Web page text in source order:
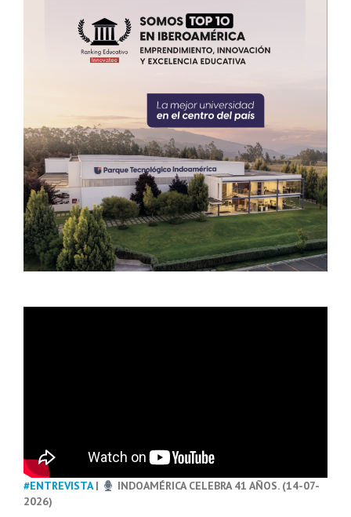
#ENTREVISTA|
INDOAMÉRICA CELEBRA 41 AÑOS. (14-07-
2026)